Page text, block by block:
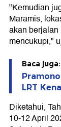
"Kemudian
Maramis,
akan
mencukupi,"
Baca juga:
LRT
Diketahui,
10-12 April